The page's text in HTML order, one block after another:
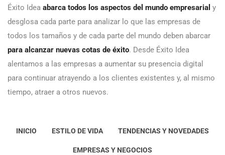
Éxito Idea abarca todos los aspectos del mundo empresarial y
desglosa cada parte para analizar lo que las empresas de
todos los tamaños y de cada parte del mundo deben abarcar
para alcanzar nuevas cotas de éxito. Desde Éxito Idea
alentamos a las empresas a aumentar su presencia digital
para continuar atrayendo a los clientes existentes y, al mismo
tiempo, atraer a otros nuevos.
INICIO ESTILO DE VIDA TENDENCIAS Y NOVEDADES
EMPRESAS Y NEGOCIOS